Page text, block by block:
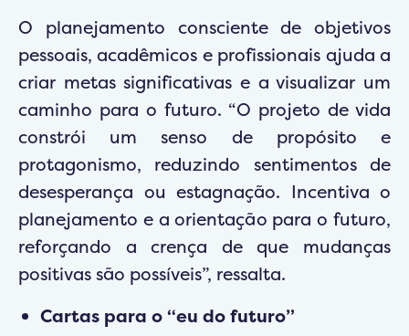
O planejamento consciente de objetivos
pessoais, acadêmicos e profissionais ajuda a
criar metas significativas e a visualizar um
caminho para o futuro. “O projeto de vida
constrói um senso de propósito e
protagonismo, reduzindo sentimentos de
desesperança ou estagnação. Incentiva o
planejamento e a orientação para o futuro,
reforçando a crença de que mudanças
positivas são possíveis”, ressalta.
Cartas para o “eu do futuro”